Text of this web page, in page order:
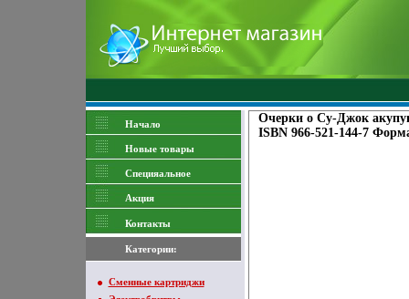
Начало
Новые товары
Специяальное
Акция
Контакты
Категории:
Сменные картриджи
Очерки о Су-Джок
ISBN 966-521-144-7